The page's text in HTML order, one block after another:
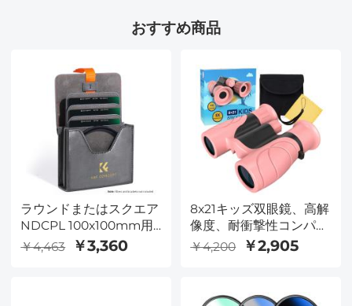
ズ）
おすすめ商品
ラウンドまたはスクエア
NDCPL 100x100mm用
conceptレンズフィルタ
ーケース-conceptコン
￥4,463 ￥3,360
8x21キッズ双眼鏡、高解
像度、耐衝撃性コンパク
トキッズ双眼鏡、バード
ウォッチング、ハイキン
習、スパイゲーム、ピン
￥4,200 ￥2,905